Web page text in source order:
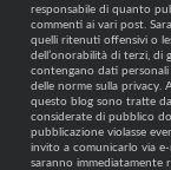
responsabile di quanto
commenti ai vari post.
quelli ritenuti offensivi o
dell’onorabilità di terzi, di
contengano dati
delle norme sulla privacy.
questo blog sono tratte
considerate di pubblico
pubblicazione violasse
invito a comunicarlo via
saranno immediatamente